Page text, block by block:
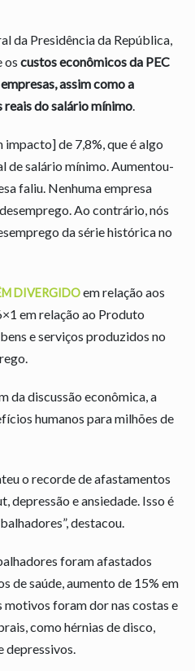
da Presidência da República,
os custos econômicos da PEC
assim como a
do salário mínimo.
impacto] de 7,8%, que é algo
de salário mínimo. Aumentou-
faliu. Nenhuma empresa
Ao contrário, nós
da série histórica no
DIVERGIDOem relação aos
em relação ao Produto
e serviços produzidos no
da discussão econômica, a
humanos para milhões de
o recorde de afastamentos
depressão e ansiedade. Isso é
destacou.
foram afastados
de saúde, aumento de 15% em
motivos foram dor nas costas e
como hérnias de disco,
depressivos.